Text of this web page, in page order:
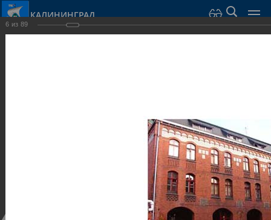
КАЛИНИНГРАД
Общественные здания и сооружения
6 из 89